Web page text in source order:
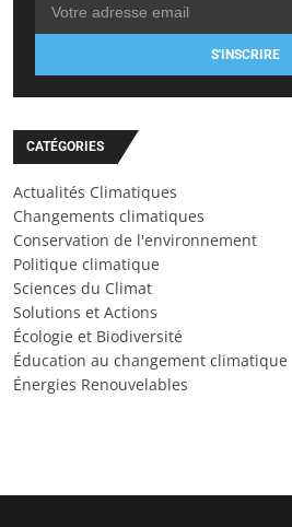
S'INSCRIRE
CATÉGORIES
Actualités Climatiques
Changements climatiques
Conservation de l'environnement
Politique climatique
Sciences du Climat
Solutions et Actions
Écologie et Biodiversité
Éducation au changement climatique
Énergies Renouvelables